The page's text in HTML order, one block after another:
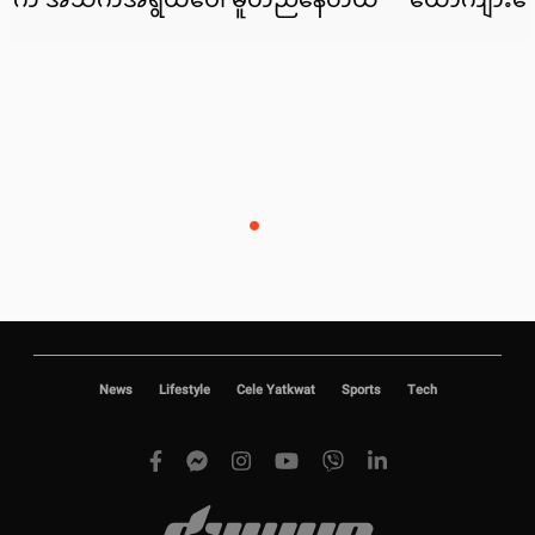
News Lifestyle Cele Yatkwat Sports Tech